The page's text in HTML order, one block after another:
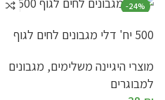
-24%
500 יח' דלי מגבונים לחים לגוף
מוצרי היגיינה משלימים, מגבונים
למבוגרים